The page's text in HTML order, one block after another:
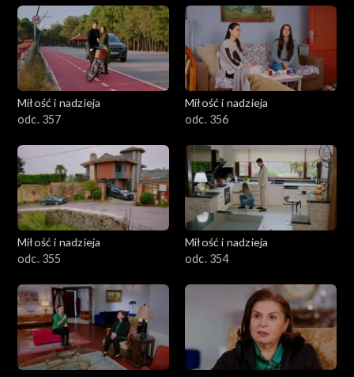
Miłość i nadzieja
odc. 357
Miłość i nadzieja
odc. 356
Miłość i nadzieja
odc. 355
Miłość i nadzieja
odc. 354